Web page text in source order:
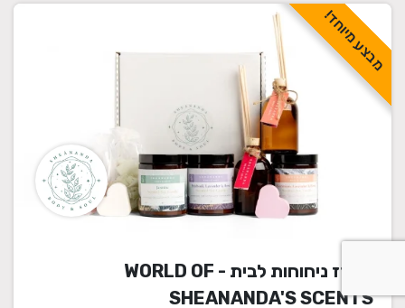
מבצע מיוחד!
מארז ניחוחות לבית - WORLD OF
SHEANANDA'S SCENTS